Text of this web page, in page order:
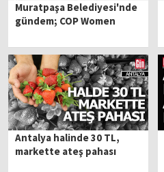
Muratpaşa Belediyesi'nde
gündem; COP Women
Antalya halinde 30 TL,
markette ateş pahası